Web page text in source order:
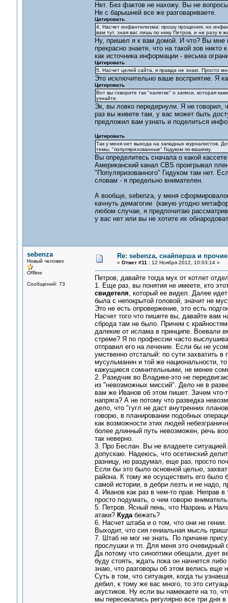
Нет. Без фактов не нахожу. Вы не
Не с барышней все же разговариваете.
Цитировать
4. Насчет инфантилизма: прошу прощения, но
вам тут, зная вас лишь по нику Петров, и ни разу в
Ну, пришел я к вам домой. И что? Вы мне
прекрасно знаете, что на такой зов
как источника информации - весьма
Цитировать
5. Насчет целей сайта, я правда не знаю. Просто
Это исключительно ваше восприятие. Я
Цитировать
Вот вы говорите так "налегке" о записи, которая
узнайте.
Эк, вы ловко передернули. Я не говорил,
раз вы живете там, у вас может быть
предложил вам узнать и поделиться
Цитировать
Так у меня нет выхода на западных журналистов.
темы, "популяризованные" Гидуком по-вашему.
Вы определитесь сначала о какой
Американский канал CBS проигрывал
"Популяризованного" Гидуком там нет.
словам - я предельно внимателен.
А вообще, sebenza, у меня
качнуть демагогии (какую угодно
любом случае, я предпочитаю
у вас нет или вы не хотите их
sebenza
Новый человек
Offline
Сообщений: 73
Re: sebenza, снайперша и
« Ответ #11 :12 Ноября 2012, 10:03:14 »
Петров, давайте тогда мух от котлет
1. Еще раз, вы понятия не имеете, кто
свидетеля, который ее видел. Далее
была с непокрытой головой, значит не
Это не есть опровержение, это есть
Насчет того что пишете вы, давайте вам
сброда там не было. Причем с
далекие от ислама в принципе. Воевали
стреме? Я по профессии часто
отправил его на лечение. Если бы не
умственно отсталый: по сути захватить
мусульманин и той же национальности,
кажущиеся сомнительными, не менее
2. Разедчик во Владике-это не
из "невозможных миссий". Дело не в
вам же Иванов об этом пишет. Зачем что-
напряга? А не потому что разведка
дело, что "гугл не даст внутренних
говорю, в планировании подобных
как возможности этих людей
более длинный путь невозможен, речь
так неверно.
3. Про Беслан. Вы не владеете
допускаю. Надеюсь, что осетинский
разницу, но раздумал, еще раз, просто
Если бы это было основной целью,
района. К тому же осуществить его было
самой истории, в дебри лезть и не надо,
4. Иванов как раз в чем-то прав. Неправ
просто подумать, о чем говорю
5. Петров. Ясный пень, что Назрань и
атаки? Куда бежать?
6. Насчет штаба и о том, что они не
Выходит, что сия гениальная мысль
7. Штаб не мог не знать. По причине
прослушки и тп. Для меня это очевидный
Да потому что синоптики обещали, дует
буду стоять, ждать пока он начнется
знаю, что разговоры об этом велись еще
Суть в том, что ситуация, когда ты
дебил, к тому же вас много, то это
акустиков. Ну если вы намекаете на то,
мы пересекались регулярно все три дня